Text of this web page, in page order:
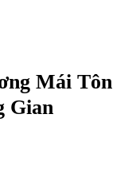
Mái Tôn
Gian